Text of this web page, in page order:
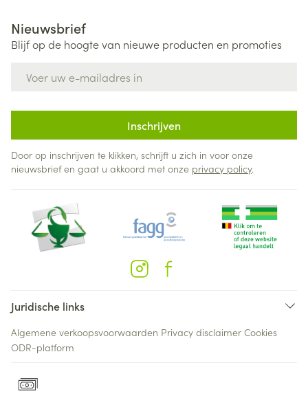
Nieuwsbrief
Blijf op de hoogte van nieuwe producten en promoties
Inschrijven
Door op inschrijven te klikken, schrijft u zich in voor onze
nieuwsbrief en gaat u akkoord met onze privacy policy.
Juridische links
Algemene verkoopsvoorwaarden Privacy disclaimer Cookies
ODR-platform